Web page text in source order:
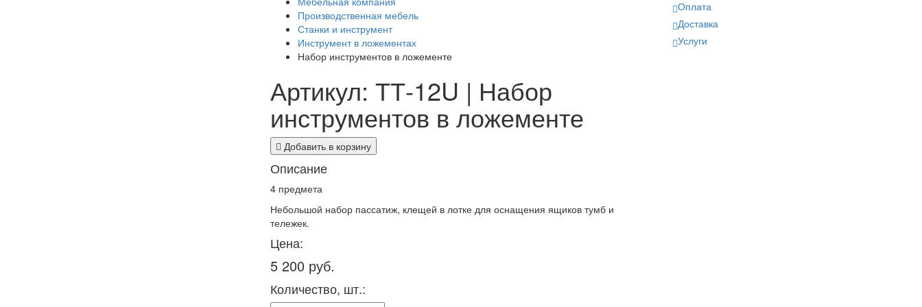
Производственная мебель
Станки и инструмент
Инструмент в ложементах
Набор инструментов в ложементе
Артикул: ТТ-12U | Набор
инструментов в ложементе
Добавить в корзину
Описание
4 предмета
Небольшой набор пассатиж, клещей в лотке для оснащения ящиков тумб и
тележек.
Цена:
5 200 руб.
Количество, шт.:
Оплата
Доставка
Услуги